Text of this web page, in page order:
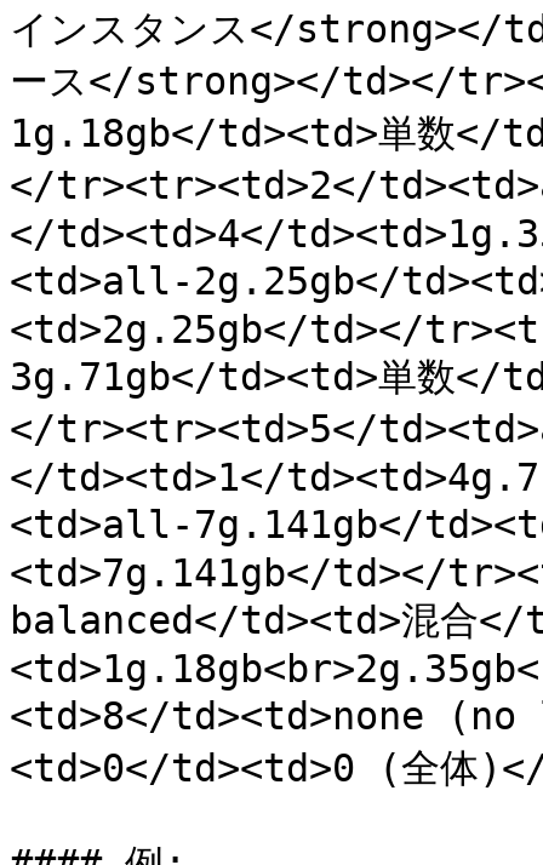
インスタンス</strong></
ース</strong></td></
1g.18gb</td><td>単数</
</tr><tr><td>2</
</td><td>4</
<td>all-2g.25gb</
<td>2g.25gb</td></
3g.71gb</td><td>単数</
</tr><tr><td>5</
</td><td>1</
<td>all-7g.141gb</
<td>7g.141gb</td></
balanced</td><td>混合
<td>8</td><td>none
<td>0</td><td>0 (全体